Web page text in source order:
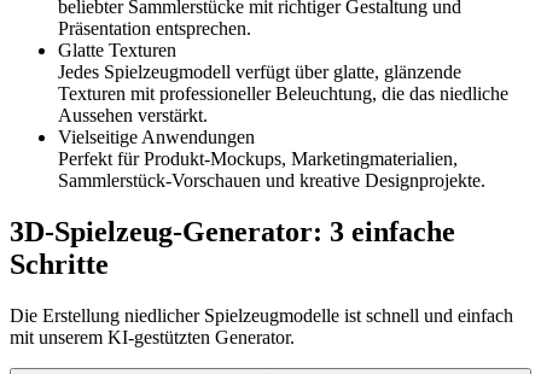
beliebter Sammlerstücke mit richtiger Gestaltung und
Präsentation entsprechen.
Glatte Texturen
Jedes Spielzeugmodell verfügt über glatte, glänzende
Texturen mit professioneller Beleuchtung, die das niedliche
Aussehen verstärkt.
Vielseitige Anwendungen
Perfekt für Produkt-Mockups, Marketingmaterialien,
Sammlerstück-Vorschauen und kreative Designprojekte.
3D-Spielzeug-Generator: 3 einfache
Schritte
Die Erstellung niedlicher Spielzeugmodelle ist schnell und einfach
mit unserem KI-gestützten Generator.